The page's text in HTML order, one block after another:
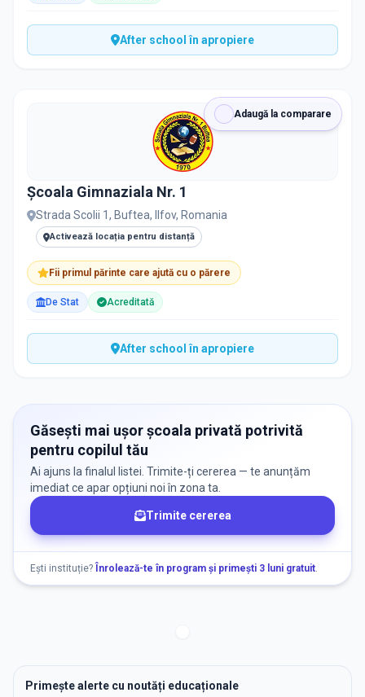
After school în apropiere
Adaugă la comparare
Şcoala Gimnaziala Nr. 1
Strada Scolii 1, Buftea, Ilfov, Romania
Activează locația pentru distanță
Fii primul părinte care ajută cu o părere
De Stat Acreditată
After school în apropiere
Găsești mai ușor școala privată potrivită
pentru copilul tău
Ai ajuns la finalul listei. Trimite-ți cererea — te anunțăm
imediat ce apar opțiuni noi în zona ta.
Trimite cererea
Ești instituție? Înrolează-te în program și primești 3 luni gratuit.
Primește alerte cu noutăți educaționale